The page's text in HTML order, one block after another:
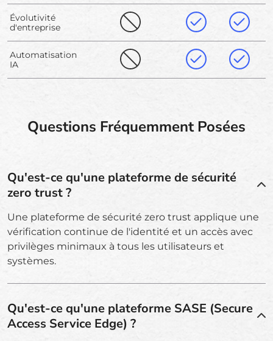
Évolutivité
d'entreprise
Automatisation
IA
Questions Fréquemment Posées
Qu'est-ce qu'une plateforme de sécurité
zero trust ?
Une plateforme de sécurité zero trust applique une
vérification continue de l'identité et un accès avec
privilèges minimaux à tous les utilisateurs et
systèmes.
Qu'est-ce qu'une plateforme SASE (Secure
Access Service Edge) ?